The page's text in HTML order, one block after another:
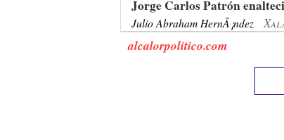
Jorge Carlos Patrón
Julio Abraham HernÃ¡ndez
alcalorpolitico.com